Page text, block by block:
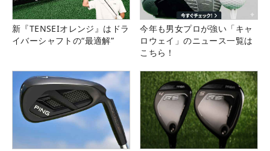
新『TENSEIオレンジ』はドラ
イバーシャフトの“最適解”
今年も男女プロが強い「キャ
ロウェイ」のニュース一覧は
こちら！